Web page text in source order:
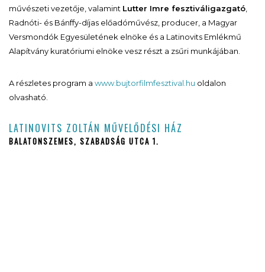
művészeti vezetője, valamint Lutter Imre fesztiváligazgató,
Radnóti- és Bánffy-díjas előadóművész, producer, a Magyar
Versmondók Egyesületének elnöke és a Latinovits Emlékmű
Alapítvány kuratóriumi elnöke vesz részt a zsűri munkájában.
A részletes program a www.bujtorfilmfesztival.hu oldalon
olvasható.
LATINOVITS ZOLTÁN MŰVELŐDÉSI HÁZ
BALATONSZEMES, SZABADSÁG UTCA 1.